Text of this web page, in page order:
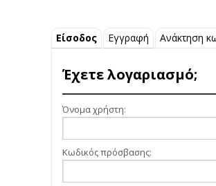
Είσοδος Εγγραφή Ανάκτηση
Έχετε λογαριασμό;
Όνομα χρήστη:
Κωδικός πρόσβασης: